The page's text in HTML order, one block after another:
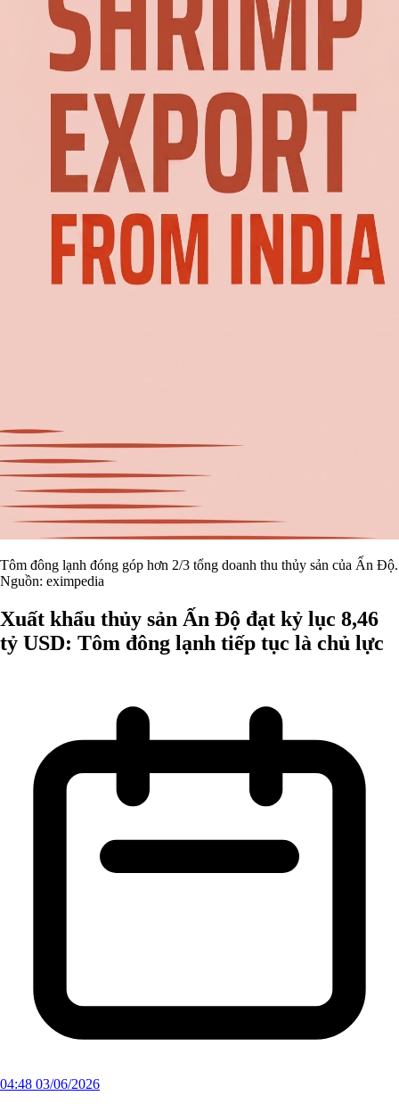
Tôm đông lạnh đóng góp hơn 2/3 tổng doanh thu thủy sản của Ấn Độ.
Nguồn: eximpedia
Xuất khẩu thủy sản Ấn Độ đạt kỷ lục 8,46
tỷ USD: Tôm đông lạnh tiếp tục là chủ lực
04:48 03/06/2026